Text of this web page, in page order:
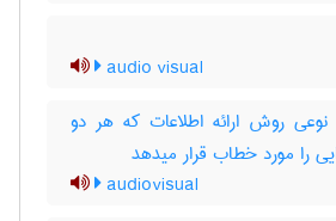
audio visual
روش ارائه اطلاعات که هر دو
را مورد خطاب قرار میدهد
audiovisual